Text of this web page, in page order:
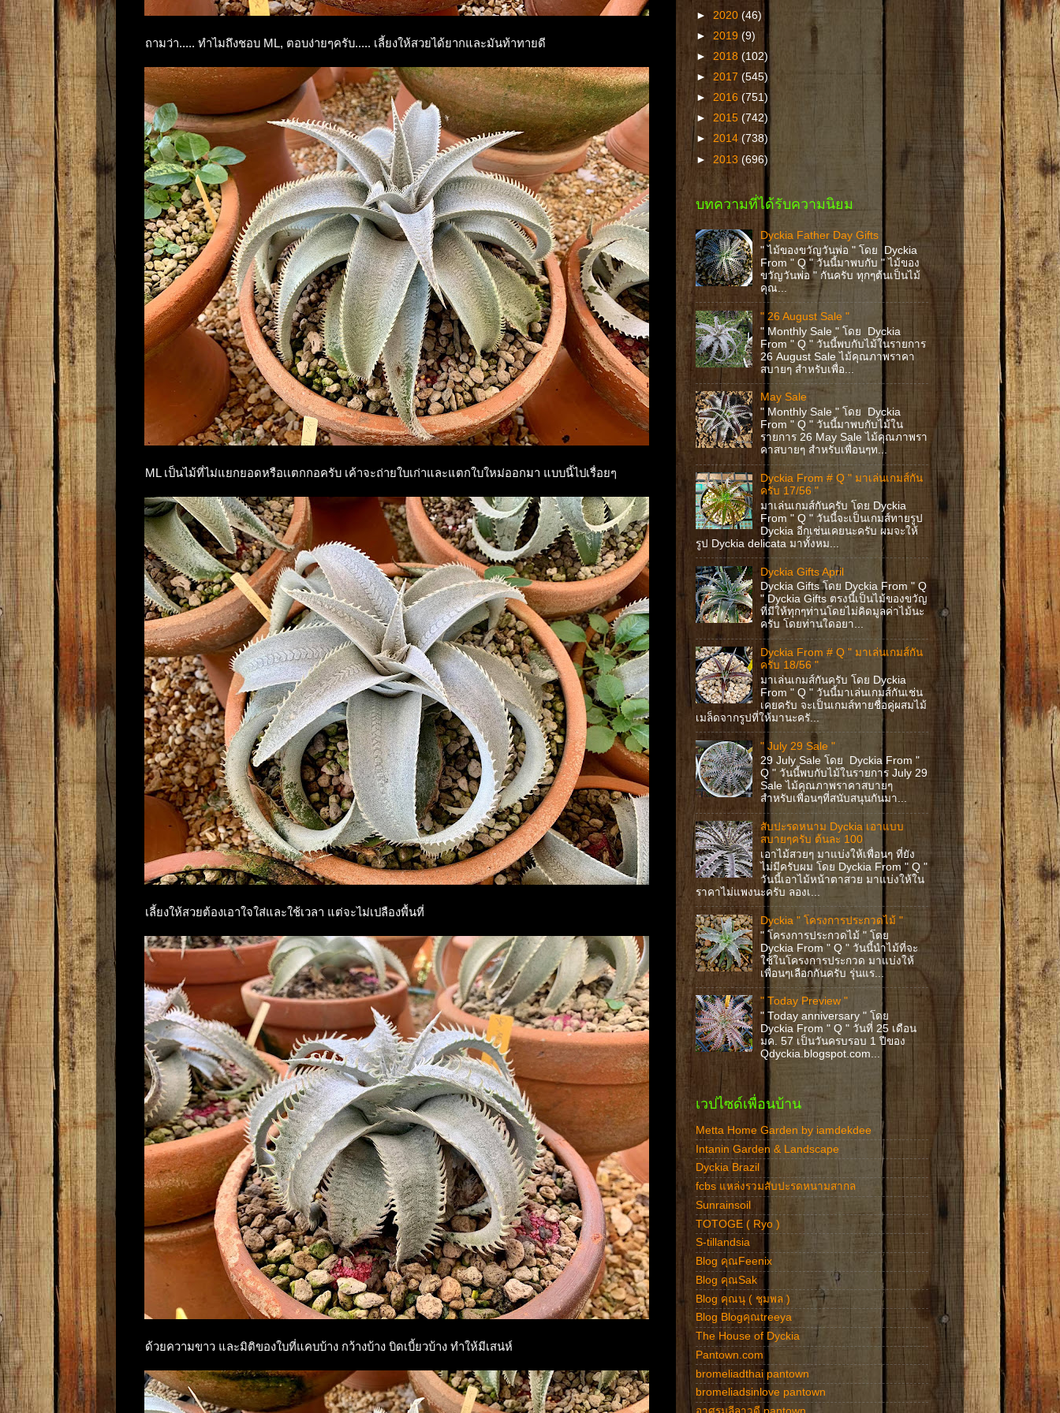
ถามว่า..... ทำไมถึงชอบ ML, ตอบง่ายๆครับ..... เลี้ยงให้สวยได้ยากและมันท้าทายดี
ML เป็นไม้ที่ไม่แยกยอดหรือเเตกกอครับ เค้าจะถ่ายใบเก่าและแตกใบใหม่ออกมา แบบนี้ไปเรื่อยๆ
เลี้ยงให้สวยต้องเอาใจใส่และใช้เวลา แต่จะไม่เปลืองพื้นที่
ด้วยความขาว และมิติของใบที่แคบบ้าง กว้างบ้าง บิดเบี้ยวบ้าง ทำให้มีเสน่ห์
► 2020 (46)
► 2019 (9)
► 2018 (102)
► 2017 (545)
► 2016 (751)
► 2015 (742)
► 2014 (738)
► 2013 (696)
บทความที่ได้รับความนิยม
Dyckia Father Day Gifts
" ไม้ของขวัญวันพ่อ " โดย Dyckia
From " Q " วันนี้มาพบกับ " ไม้ของ
ขวัญวันพ่อ " กันครับ ทุกๆต้นเป็นไม้
คุณ...
" 26 August Sale "
" Monthly Sale " โดย Dyckia
From " Q " วันนี้พบกับไม้ในรายการ
26 August Sale ไม้คุณภาพราคา
สบายๆ สำหรับเพื่อ...
May Sale
" Monthly Sale " โดย Dyckia
From " Q " วันนี้มาพบกับไม้ใน
รายการ 26 May Sale ไม้คุณภาพรา
คาสบายๆ สำหรับเพื่อนๆท...
Dyckia From # Q " มาเล่นเกมส์กัน
ครับ 17/56 "
มาเล่นเกมส์กันครับ โดย Dyckia
From " Q " วันนี้จะเป็นเกมส์ทายรูป
Dyckia อีกเช่นเคยนะครับ ผมจะให้
รูป Dyckia delicata มาทั้งหม...
Dyckia Gifts April
Dyckia Gifts โดย Dyckia From " Q
" Dyckia Gifts ตรงนี้เป็นไม้ของขวัญ
ที่มีให้ทุกๆท่านโดยไม่คิดมูลค่าไม้นะ
ครับ โดยท่านใดอยา...
Dyckia From # Q " มาเล่นเกมส์กัน
ครับ 18/56 "
มาเล่นเกมส์กันครับ โดย Dyckia
From " Q " วันนี้มาเล่นเกมส์กันเช่น
เคยครับ จะเป็นเกมส์ทายชื่อคู่ผสมไม้
เมล็ดจากรูปที่ให้มานะครั...
" July 29 Sale "
29 July Sale โดย Dyckia From "
Q " วันนี้พบกับไม้ในรายการ July 29
Sale ไม้คุณภาพราคาสบายๆ
สำหรับเพื่อนๆที่สนับสนุนกันมา...
สับปะรดหนาม Dyckia เอาแบบ
สบายๆครับ ต้นละ 100
เอาไม้สวยๆ มาแบ่งให้เพื่อนๆ ที่ยัง
ไม่มีครับผม โดย Dyckia From " Q "
วันนี้เอาไม้หน้าตาสวย มาแบ่งให้ใน
ราคาไม่แพงนะครับ ลองเ...
Dyckia " โครงการประกวดไม้ "
" โครงการประกวดไม้ " โดย
Dyckia From " Q " วันนี้นำไม้ที่จะ
ใช้ในโครงการประกวด มาแบ่งให้
เพื่อนๆเลือกกันครับ รุ่นแร...
" Today Preview "
" Today anniversary " โดย
Dyckia From " Q " วันที่ 25 เดือน
มค. 57 เป็นวันครบรอบ 1 ปีของ
Qdyckia.blogspot.com...
เวปไซด์เพื่อนบ้าน
Metta Home Garden by iamdekdee
Intanin Garden & Landscape
Dyckia Brazil
fcbs แหล่งรวมสับปะรดหนามสากล
Sunrainsoil
TOTOGE ( Ryo )
S-tillandsia
Blog คุณFeenix
Blog คุณSak
Blog คุณนุ ( ชุมพล )
Blog Blogคุณtreeya
The House of Dyckia
Pantown.com
bromeliadthai pantown
bromeliadsinlove pantown